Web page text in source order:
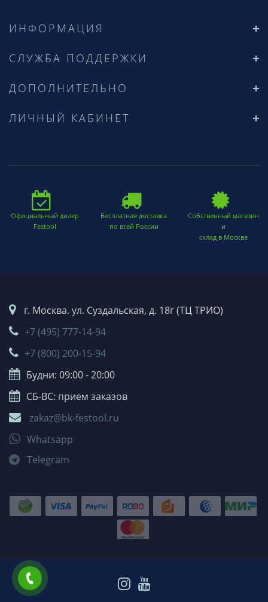
ИНФОРМАЦИЯ
СЛУЖБА ПОДДЕРЖКИ
ДОПОЛНИТЕЛЬНО
ЛИЧНЫЙ КАБИНЕТ
Официальный дилер
Festool
Бесплатная доставка
по всей России
Собственный магазин
и
склад в Москве
г. Москва. ул. Суздальская, д. 18г (ТЦ ТРИО)
+7 (495) 777-14-94
+7 (800) 200-15-94
Будни: 09:00 - 20:00
СБ-ВС: прием заказов
zakaz@bk-festool.ru
Whatsapp
Telegram